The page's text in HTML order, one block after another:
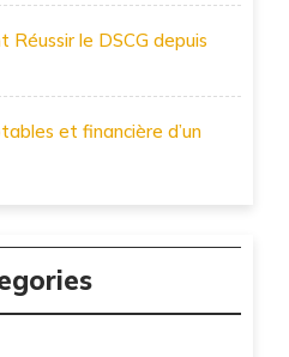
Réussir le DSCG depuis
et financière d’un